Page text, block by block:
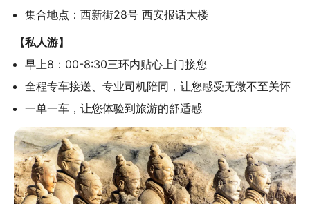
集合地点：西新街28号 西安报话大楼
【私人游】
早上8：00-8:30三环内贴心上门接您
全程专车接送、专业司机陪同，让您感受无微不至关怀
一单一车，让您体验到旅游的舒适感